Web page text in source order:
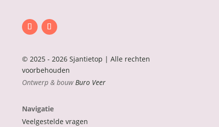
© 2025 - 2026 Sjantietop | Alle rechten
voorbehouden
Ontwerp & bouwBuro Veer
Navigatie
Veelgestelde vragen